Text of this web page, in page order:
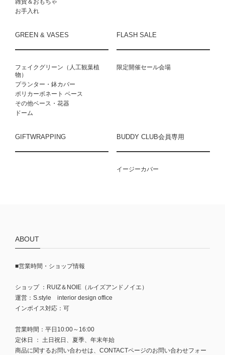
雑貨＆おもちゃ
お手入れ
GREEN & VASES
フェイクグリーン（人工観葉植
物）
プランター・鉢カバー
ポリカーボネート ベース
その他ベース・花器
ドーム
FLASH SALE
限定開催セール会場
GIFTWRAPPING BUDDY CLUB会員専用
イージーカバー
ABOUT
■営業時間・ショップ情報
ショップ ：RUIZ＆NOIE（ルイズアンドノイエ）
運営：S.style interior design office
インボイス対応：可
営業時間：平日10:00～16:00
定休日 ： 土日祝日、夏季、年末年始
商品に関するお問い合わせは、CONTACTページのお問い合わせフォー